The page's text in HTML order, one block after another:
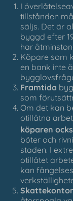
I
tillstånden
säljs. Det är
byggd efter
har
Köpare som
en bank inte
Framtida
som
Om det kan
otillåtna
köparen
böter och
staden. I
otillåtet
kan